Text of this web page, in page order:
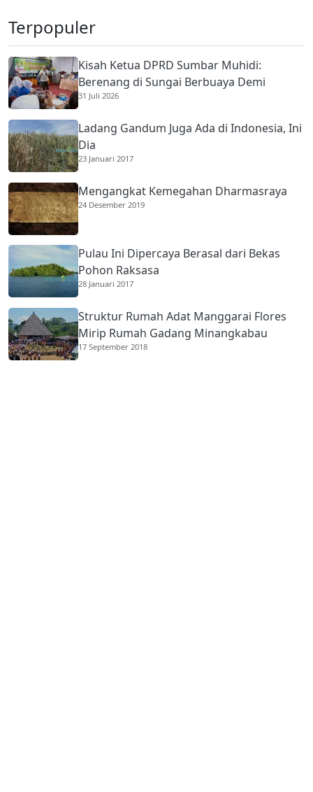
Terpopuler
Kisah Ketua DPRD Sumbar Muhidi:
Berenang di Sungai Berbuaya Demi
Membantu Ekonomi Orang Tua
31 Juli 2026
Ladang Gandum Juga Ada di Indonesia, Ini
Dia
23 Januari 2017
Mengangkat Kemegahan Dharmasraya
24 Desember 2019
Pulau Ini Dipercaya Berasal dari Bekas
Pohon Raksasa
28 Januari 2017
Struktur Rumah Adat Manggarai Flores
Mirip Rumah Gadang Minangkabau
17 September 2018